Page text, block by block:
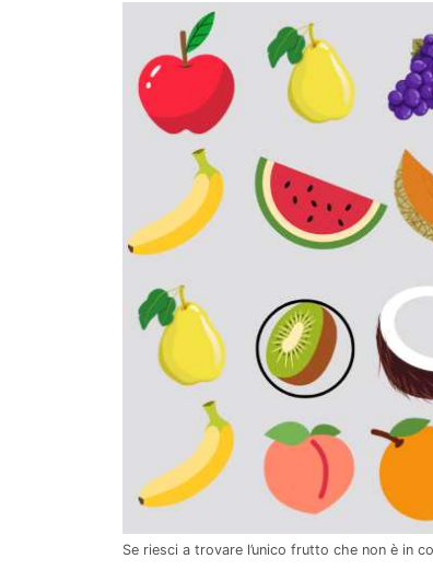
Se riesci a trovare l’unico frutto che non è in